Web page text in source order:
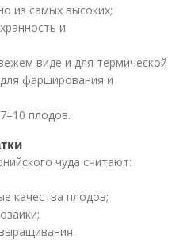
из самых высоких;
и
виде и для термической
фарширования и
плодов.
чуда считают:
качества плодов;